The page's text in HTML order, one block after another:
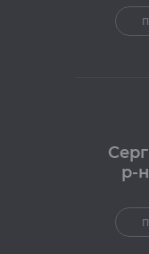
р-